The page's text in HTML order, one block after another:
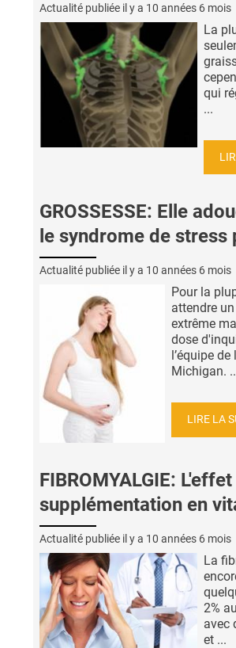
Actualité publiée il y a 10 années 6 mois
La
qui
...
GROSSESSE: Elle
le syndrome de
Actualité publiée il y a 10 années 6 mois
Pour la
attendre
extrême
dose
l’équipe de
Michigan.
LIRE LA
FIBROMYALGIE:
supplémentation en
Actualité publiée il y a 10 années 6 mois
La
2%
avec
et ...